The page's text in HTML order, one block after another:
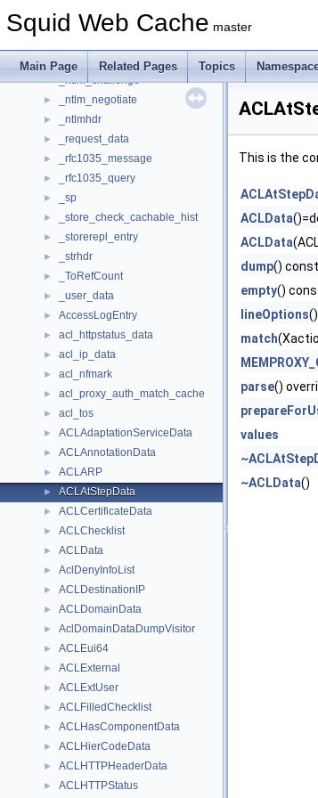
Squid Web Cache master
Main Page Related Pages Topics
► _lstring
► _ntlm_authenticate
► _ntlm_challenge
► _ntlm_negotiate
► _ntlmhdr
► _request_data
► _rfc1035_message
► _rfc1035_query
► _sp
► _store_check_cachable_hist
► _storerepl_entry
► _strhdr
► _ToRefCount
► _user_data
► AccessLogEntry
► acl_httpstatus_data
► acl_ip_data
► acl_nfmark
► acl_proxy_auth_match_cache
► acl_tos
► ACLAdaptationServiceData
► ACLAnnotationData
► ACLARP
► ACLAtStepData
► ACLCertificateData
► ACLChecklist
► ACLData
► AclDenyInfoList
► ACLDestinationIP
► ACLDomainData
► AclDomainDataDumpVisitor
► ACLEui64
► ACLExternal
► ACLExtUser
► ACLFilledChecklist
► ACLHasComponentData
► ACLHierCodeData
► ACLHTTPHeaderData
► ACLHTTPStatus
This is the
ACLData
ACLData
dump()
empty()
lineOptions()
match
parse()
values
~ACLData()